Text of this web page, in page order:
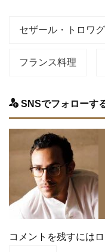
セザール・トロワ
フランス料理
SNSでフォローす
コメントを残すには